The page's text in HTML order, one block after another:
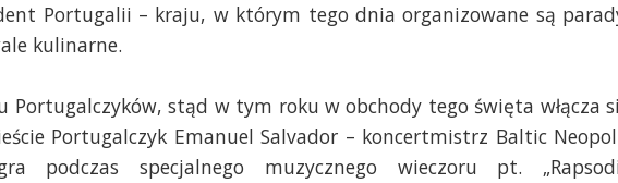
Portugalii – kraju, w którym tego dnia organizowane są
kulinarne.
Portugalczyków, stąd w tym roku w obchody tego święta włącza
Portugalczyk Emanuel Salvador – koncertmistrz Baltic
podczas specjalnego muzycznego wieczoru pt.